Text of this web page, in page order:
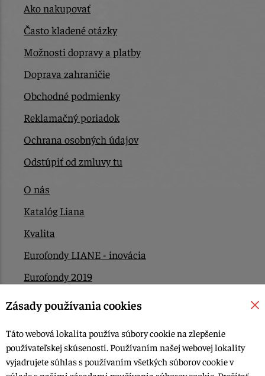
Ako nakupovať
Často kladené otázky
Možnosti dopravy a platby
Doprava zahraničie
Obchodné podmienky
Reklamačný poriadok
Ochrana osobných údajov
Odstúpiť od zmluvy tu
O nás
Katalóg Liana
Kvalita
Eurofondy LIANE - inovácia
Eurofondy 2019
Eurofondy 2022/2023
Kontakt
Zásady používania cookies
Táto webová lokalita používa súbory cookie na zlepšenie
používateľskej skúsenosti. Používaním našej webovej lokality
vyjadrujete súhlas s používaním všetkých súborov cookie v